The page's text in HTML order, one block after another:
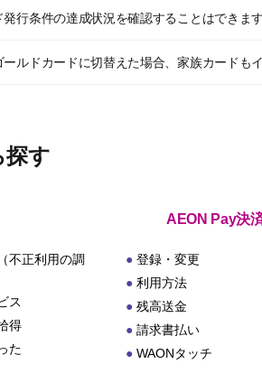
行条件の達成状況を確認することはできます
ルドカードに切替えた場合、家族カードも
探す
不正利用の調
ス
得
た
AEON Pay決
登録・変更
利用方法
残高送金
請求書払い
WAONタッチ